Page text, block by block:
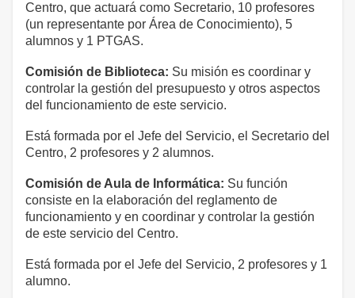
Centro, que actuará como Secretario, 10 profesores
(un representante por Área de Conocimiento), 5
alumnos y 1 PTGAS.
Comisión de Biblioteca: Su misión es coordinar y
controlar la gestión del presupuesto y otros aspectos
del funcionamiento de este servicio.
Está formada por el Jefe del Servicio, el Secretario del
Centro, 2 profesores y 2 alumnos.
Comisión de Aula de Informática: Su función
consiste en la elaboración del reglamento de
funcionamiento y en coordinar y controlar la gestión
de este servicio del Centro.
Está formada por el Jefe del Servicio, 2 profesores y 1
alumno.